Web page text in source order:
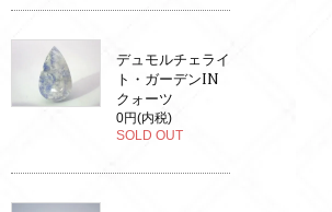
デュモルチェライ
ト・ガーデンIN
クォーツ
0円(内税)
SOLD OUT